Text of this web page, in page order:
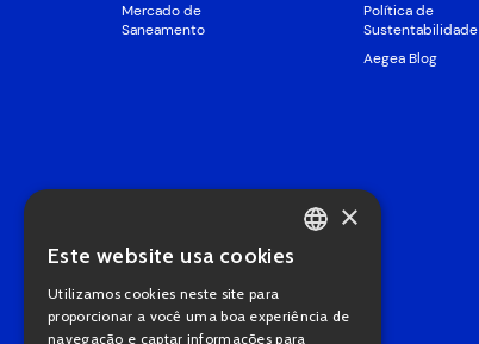
Mercado de
Saneamento
Política de
Sustentabilidade
Aegea Blog
PORTUGUESE
×
Este website usa cookies
Utilizamos cookies neste site para
proporcionar a você uma boa experiência de
navegação e captar informações para